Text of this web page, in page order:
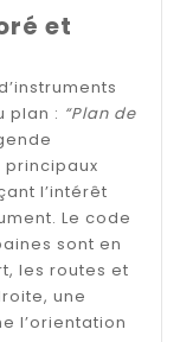
et
plan : “Plan de
l’intérêt
Le code
sont en
les routes et
une
l’orientation